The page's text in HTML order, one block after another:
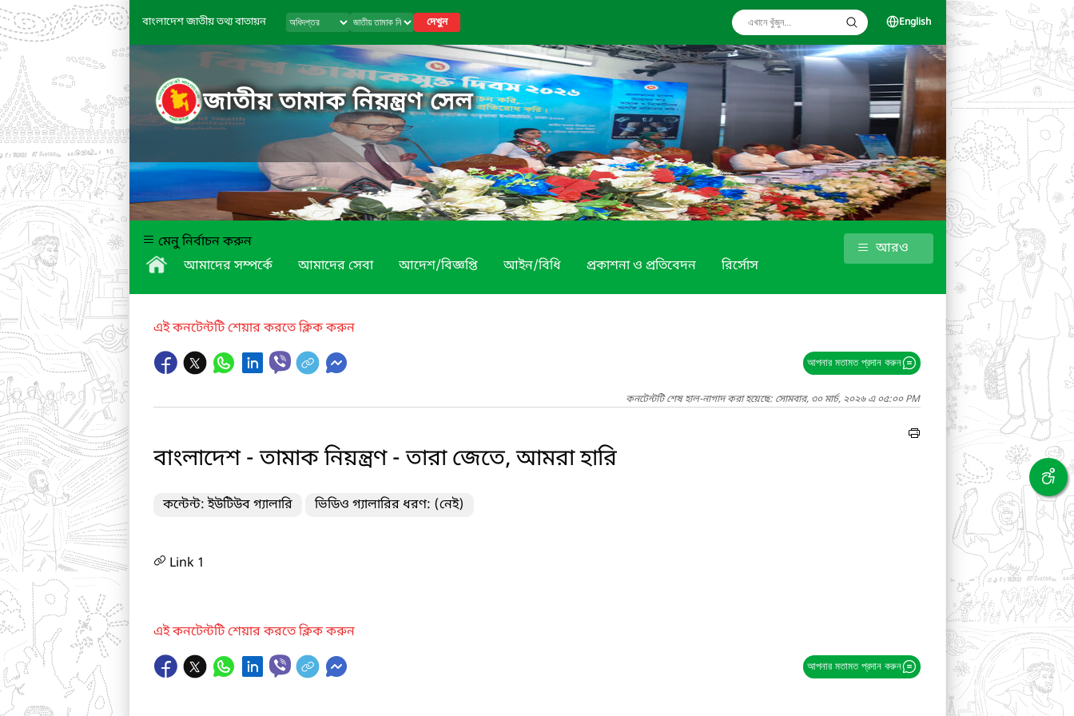
বাংলাদেশ জাতীয় তথ্য বাতায়ন দেখুন English
জাতীয় তামাক নিয়ন্ত্রণ সেল
মেনু নির্বাচন করুন
আমাদের সম্পর্কে
আমাদের সেবা আদেশ/বিজ্ঞপ্তি আইন/বিধি প্রকাশনা ও প্রতিবেদন রির্সোস
আরও
এই কনটেন্টটি শেয়ার করতে ক্লিক করুন
আপনার মতামত প্রদান করুন
কনটেন্টটি শেষ হাল-নাগাদ করা হয়েছে: সোমবার, ৩০ মার্চ, ২০২৬ এ ০৫:০০ PM
বাংলাদেশ - তামাক নিয়ন্ত্রণ - তারা জেতে, আমরা হারি
কন্টেন্ট: ইউটিউব গ্যালারি ভিডিও গ্যালারির ধরণ: (নেই)
Link 1
এই কনটেন্টটি শেয়ার করতে ক্লিক করুন
আপনার মতামত প্রদান করুন